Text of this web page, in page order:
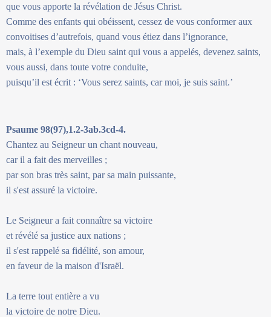
que vous apporte la révélation de Jésus Christ.
Comme des enfants qui obéissent, cessez de vous conformer aux
convoitises d’autrefois, quand vous étiez dans l’ignorance,
mais, à l’exemple du Dieu saint qui vous a appelés, devenez saints,
vous aussi, dans toute votre conduite,
puisqu’il est écrit : ‘Vous serez saints, car moi, je suis saint.’
Psaume 98(97),1.2-3ab.3cd-4.
Chantez au Seigneur un chant nouveau,
car il a fait des merveilles ;
par son bras très saint, par sa main puissante,
il s'est assuré la victoire.
Le Seigneur a fait connaître sa victoire
et révélé sa justice aux nations ;
il s'est rappelé sa fidélité, son amour,
en faveur de la maison d'Israël.
La terre tout entière a vu
la victoire de notre Dieu.